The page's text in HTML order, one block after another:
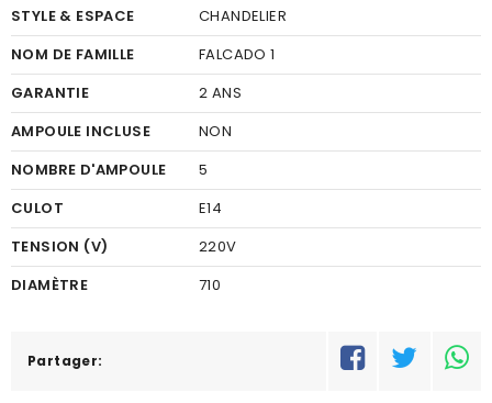
STYLE & ESPACE
CHANDELIER
NOM DE FAMILLE
FALCADO 1
GARANTIE
2 ANS
AMPOULE INCLUSE
NON
NOMBRE D'AMPOULE
5
CULOT
E14
TENSION (V)
220V
DIAMÈTRE
710
COULEUR FINITION
Partager: